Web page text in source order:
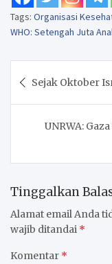
Tags: Organisasi
WHO: Setengah Juta
posSejak Oktober
UNRWA:
Tinggalkan
Alamat email Anda
wajib ditandai *
Komentar *